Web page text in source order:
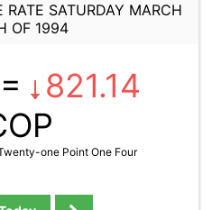
RATE SATURDAY MARCH
OF 1994
821.14
one Point One Four